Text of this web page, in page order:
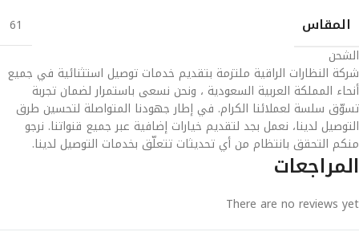
المقاس
61
الشحن
شركة النظارات الراقية ملتزمة بتقديم خدمات توصيل استثنائية في جميع
أنحاء المملكة العربية السعودية ، ونحن نسعى باستمرار لضمان تجربة
تسوّق سلسة لعملائنا الكرام. في إطار جهودنا المتواصلة لتحسين طرق
التوصيل لدينا، نعمل بجد لتقديم خيارات إضافية عبر جميع قنواتنا. نرجو
منكم التحقق بانتظام من أي تحديثات تتعلّق بخدمات التوصيل لدينا.
المراجعات
There are no reviews yet